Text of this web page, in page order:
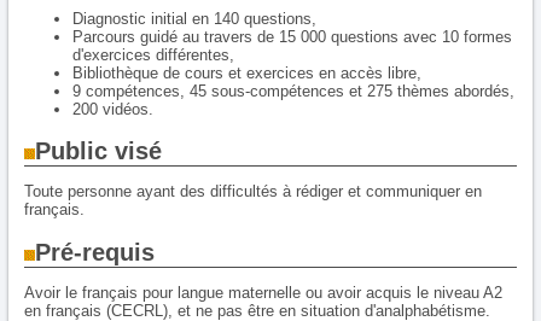
Diagnostic initial en 140 questions,
Parcours guidé au travers de 15 000 questions avec 10 formes
d'exercices différentes,
Bibliothèque de cours et exercices en accès libre,
9 compétences, 45 sous-compétences et 275 thèmes abordés,
200 vidéos.
Public visé
Toute personne ayant des difficultés à rédiger et communiquer en
français.
Pré-requis
Avoir le français pour langue maternelle ou avoir acquis le niveau A2
en français (CECRL), et ne pas être en situation d'analphabétisme.